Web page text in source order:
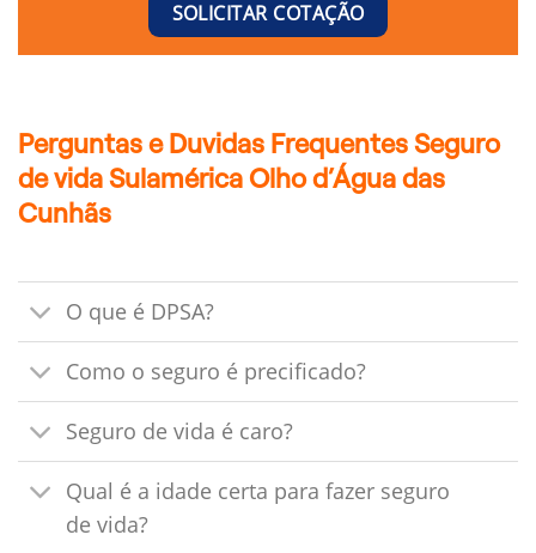
SOLICITAR COTAÇÃO
Perguntas e Duvidas Frequentes Seguro
de vida Sulamérica Olho d’Água das
Cunhãs
O que é DPSA?
Como o seguro é precificado?
Seguro de vida é caro?
Qual é a idade certa para fazer seguro
de vida?